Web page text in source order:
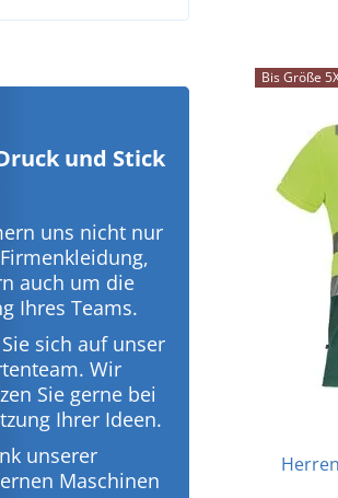
und Stick
uns nicht nur
auch um die
Ihres Teams.
sich auf unser
Wir
Sie gerne bei
Ihrer Ideen.
unserer
Maschinen
Bis Größe